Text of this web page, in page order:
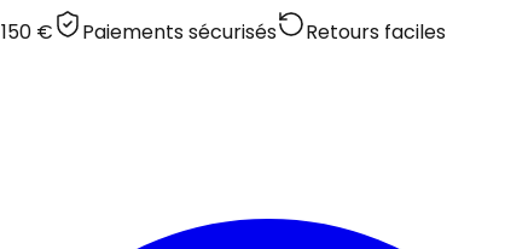
€ Paiements sécurisés Retours faciles